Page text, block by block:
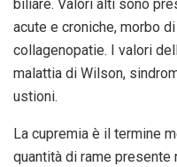
biliare. Valori alti sono
acute e croniche, morbo
collagenopatie. I valori
malattia di Wilson,
ustioni.
La cupremia è il termine
quantità di rame presente